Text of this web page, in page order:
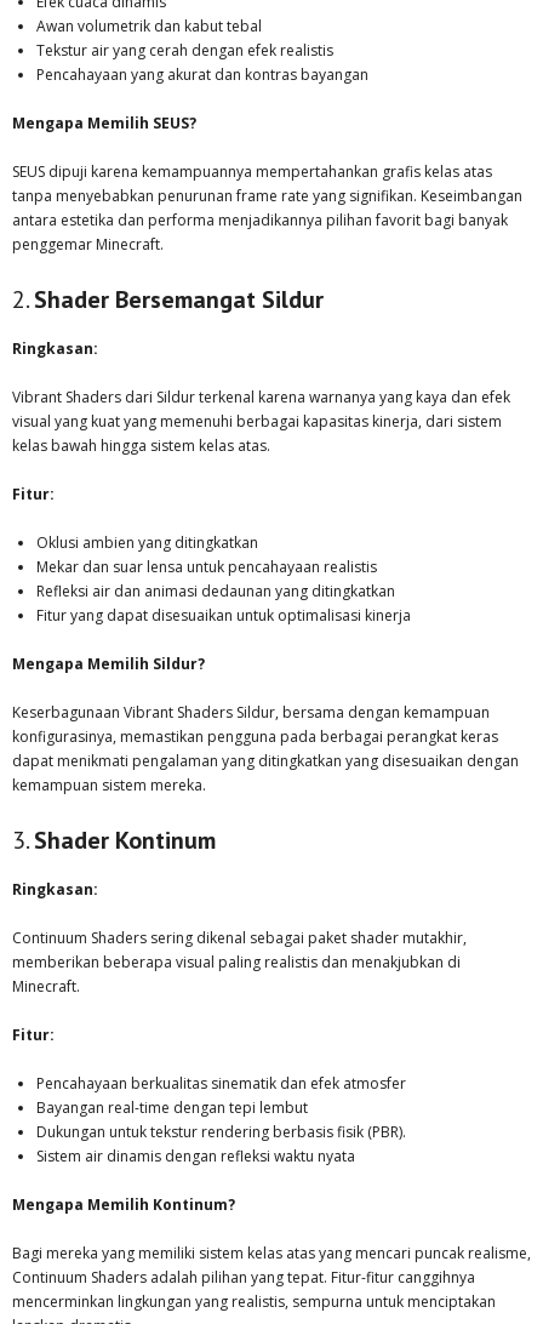
Awan volumetrik dan kabut tebal
Tekstur air yang cerah dengan efek realistis
Pencahayaan yang akurat dan kontras bayangan
Mengapa Memilih SEUS?
SEUS dipuji karena kemampuannya mempertahankan grafis kelas atas
tanpa menyebabkan penurunan frame rate yang signifikan. Keseimbangan
antara estetika dan performa menjadikannya pilihan favorit bagi banyak
penggemar Minecraft.
2.Shader Bersemangat Sildur
Ringkasan:
Vibrant Shaders dari Sildur terkenal karena warnanya yang kaya dan efek
visual yang kuat yang memenuhi berbagai kapasitas kinerja, dari sistem
kelas bawah hingga sistem kelas atas.
Fitur:
Oklusi ambien yang ditingkatkan
Mekar dan suar lensa untuk pencahayaan realistis
Refleksi air dan animasi dedaunan yang ditingkatkan
Fitur yang dapat disesuaikan untuk optimalisasi kinerja
Mengapa Memilih Sildur?
Keserbagunaan Vibrant Shaders Sildur, bersama dengan kemampuan
konfigurasinya, memastikan pengguna pada berbagai perangkat keras
dapat menikmati pengalaman yang ditingkatkan yang disesuaikan dengan
kemampuan sistem mereka.
3.Shader Kontinum
Ringkasan:
Continuum Shaders sering dikenal sebagai paket shader mutakhir,
memberikan beberapa visual paling realistis dan menakjubkan di
Minecraft.
Fitur:
Pencahayaan berkualitas sinematik dan efek atmosfer
Bayangan real-time dengan tepi lembut
Dukungan untuk tekstur rendering berbasis fisik (PBR).
Sistem air dinamis dengan refleksi waktu nyata
Mengapa Memilih Kontinum?
Bagi mereka yang memiliki sistem kelas atas yang mencari puncak realisme,
Continuum Shaders adalah pilihan yang tepat. Fitur-fitur canggihnya
mencerminkan lingkungan yang realistis, sempurna untuk menciptakan